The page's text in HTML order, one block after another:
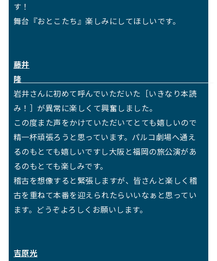
す！
舞台『おとこたち』楽しみにしてほしいです。
藤井
隆
岩井さんに初めて呼んでいただいた［いきなり本読
み！］が異常に楽しくて興奮しました。
この度また声をかけていただいてとても嬉しいので
精一杯頑張ろうと思っています。パルコ劇場へ通え
るのもとても嬉しいですし大阪と福岡の旅公演があ
るのもとても楽しみです。
稽古を想像すると緊張しますが、皆さんと楽しく稽
古を重ねて本番を迎えられたらいいなぁと思ってい
ます。どうぞよろしくお願いします。
吉原光